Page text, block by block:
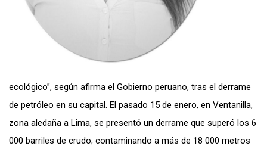
ecológico”, según afirma el Gobierno peruano, tras el derrame
de petróleo en su capital. El pasado 15 de enero, en Ventanilla,
zona aledaña a Lima, se presentó un derrame que superó los 6
000 barriles de crudo; contaminando a más de 18 000 metros